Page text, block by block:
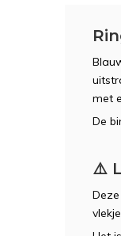
met
De
⚠️